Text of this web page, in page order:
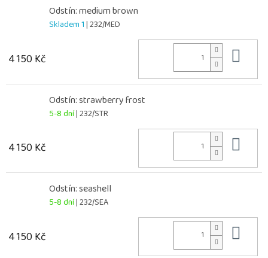
Odstín: medium brown
Skladem 1| 232/MED
4 150 Kč
Odstín: strawberry frost
5-8 dní| 232/STR
4 150 Kč
Odstín: seashell
5-8 dní| 232/SEA
4 150 Kč